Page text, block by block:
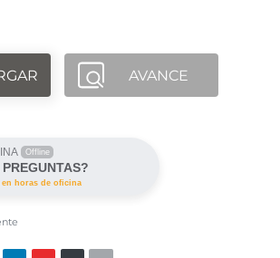
AVANCE
Offline
en horas de oficina